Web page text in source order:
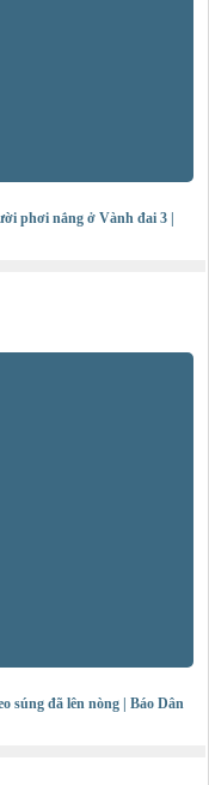
phơi nắng ở Vành đai 3 |
súng đã lên nòng | Báo Dân